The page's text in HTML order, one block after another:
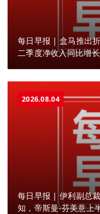
每日早报 | 盒马推出
二季度净收入同比增
2026.08.04
每日早报 | 伊利副总
知，帝斯曼-芬美意上